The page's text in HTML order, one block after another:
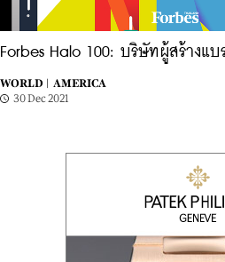
Forbes Halo 100: บริษัทผู้สร้างแ
WORLD |
AMERICA
30 Dec 2021